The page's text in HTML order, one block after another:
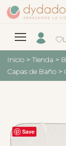
Inicio > Tienda >
Capas de Baño >
Save